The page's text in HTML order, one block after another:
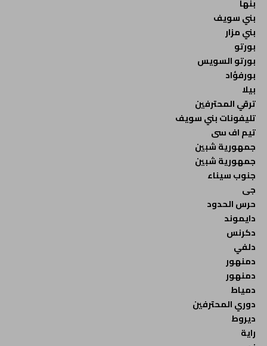
بنها
بني سويف
بني مزار
بورتو
بورتو السويس
بورفؤاد
بيلا
ترقي المحترفين
تليفونات بني سويف
تيم اف سى
جمهورية شبين
جمهورية شبين
جنوب سيناء
جى
حرس الحدود
دايموند
دكرنس
دلفي
دمنهور
دمنهور
دمياط
دوري المحترفين
ديروط
راية